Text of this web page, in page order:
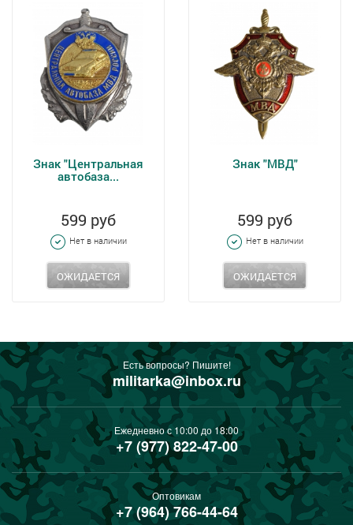
Знак "Центральная
автобаза...
599 руб
Нет в наличии
ОЖИДАЕТСЯ
Знак "МВД"
599 руб
Нет в наличии
ОЖИДАЕТСЯ
Есть вопросы? Пишите!
militarka@inbox.ru
Ежедневно с 10:00 до 18:00
+7 (977) 822-47-00
Оптовикам
+7 (964) 766-44-64